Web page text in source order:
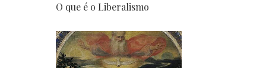
O que é o Liberalismo